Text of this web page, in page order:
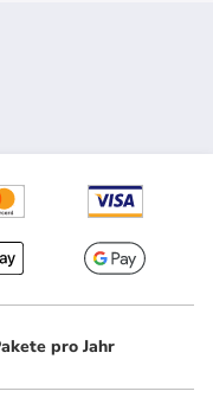
pro Jahr